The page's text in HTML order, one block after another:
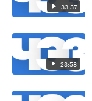
33:37
23:58